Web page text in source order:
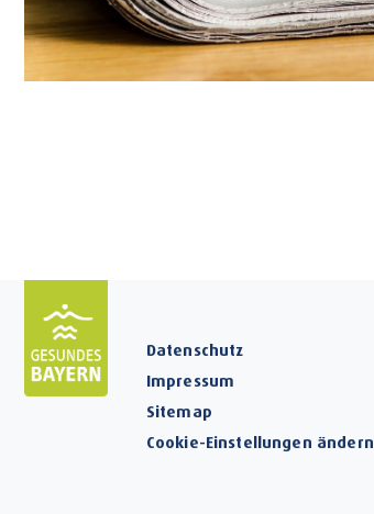
Datenschutz
Impressum
Sitemap
Cookie-Einstellungen ändern